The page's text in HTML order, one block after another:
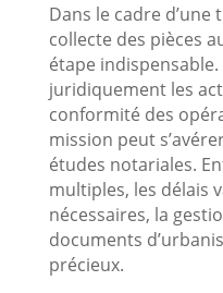
Dans le cadre
collecte des pièces
étape
juridiquement les
conformité des
mission peut
études notariales.
multiples, les délais
nécessaires, la
documents
précieux.